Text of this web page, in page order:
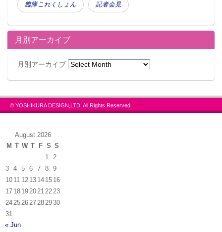
艦隊これくしょん 記者会見
月別アーカイブ
月別アーカイブ
© YOSHIKURA DESIGN,LTD. All Rights Reserved.
August 2026
M T W T F S S
1
2
3
4 5 6 7 8
9
10 11 12 13 14 15 16
17 18 19 20 21 22 23
24 25 26 27 28 2930
31
« Jun